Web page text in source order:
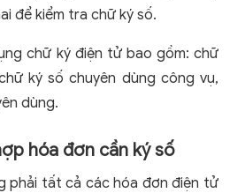
để kiểm tra chữ ký số.
chữ ký điện tử bao gồm: chữ
ký số chuyên dùng công vụ,
dùng.
hóa đơn cần ký số
phải tất cả các hóa đơn điện tử